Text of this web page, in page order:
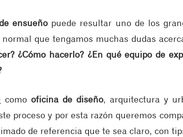
ensueño puede resultar uno de los
que tengamos muchas dudas
¿Cómo hacerlo? ¿En qué equipo de
como oficina de diseño, arquitectura y
proceso y por esta razón queremos
de referencia que te sea claro, con